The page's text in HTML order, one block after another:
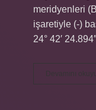
meridyenleri
işaretiyle (-)
24° 42′
Devamını